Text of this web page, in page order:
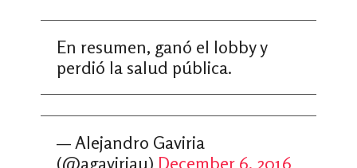
En resumen, ganó el lobby y
perdió la salud pública.
— Alejandro Gaviria
(@agaviriau) December 6, 2016